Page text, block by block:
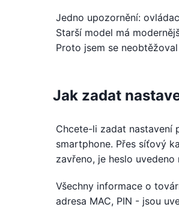
Jedno upozornění:
Starší model má
Proto jsem se
Jak zadat
Chcete-li zadat nastavení
smartphone. Přes síťový
zavřeno, je heslo
Všechny informace o
adresa MAC, PIN - jsou